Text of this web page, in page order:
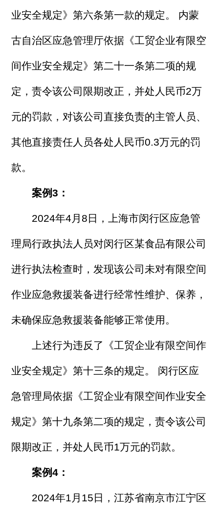
业安全规定》第六条第一款的规定。 内蒙
古自治区应急管理厅依据《工贸企业有限空
间作业安全规定》第二十一条第二项的规
定，责令该公司限期改正，并处人民币2万
元的罚款，对该公司直接负责的主管人员、
其他直接责任人员各处人民币0.3万元的罚
款。
案例3：
2024年4月8日，上海市闵行区应急管
理局行政执法人员对闵行区某食品有限公司
进行执法检查时，发现该公司未对有限空间
作业应急救援装备进行经常性维护、保养，
未确保应急救援装备能够正常使用。
上述行为违反了《工贸企业有限空间作
业安全规定》第十三条的规定。 闵行区应
急管理局依据《工贸企业有限空间作业安全
规定》第十九条第二项的规定，责令该公司
限期改正，并处人民币1万元的罚款。
案例4：
2024年1月15日，江苏省南京市江宁区